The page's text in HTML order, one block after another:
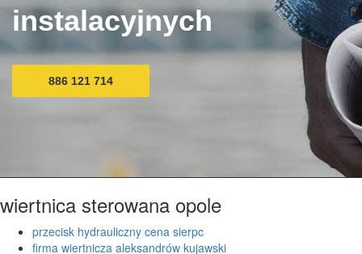
instalacyjnych
886 121 714
wiertnica sterowana opole
przecisk hydrauliczny cena sierpc
firma wiertnicza aleksandrów kujawski